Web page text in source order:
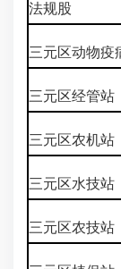
法规股
三元区动物疫
三元区经管站
三元区农机站
三元区水技站
三元区农技站